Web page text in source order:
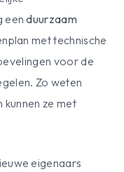
eenduurzaam
met technische
voor de
Zo weten
ze met
eigenaars